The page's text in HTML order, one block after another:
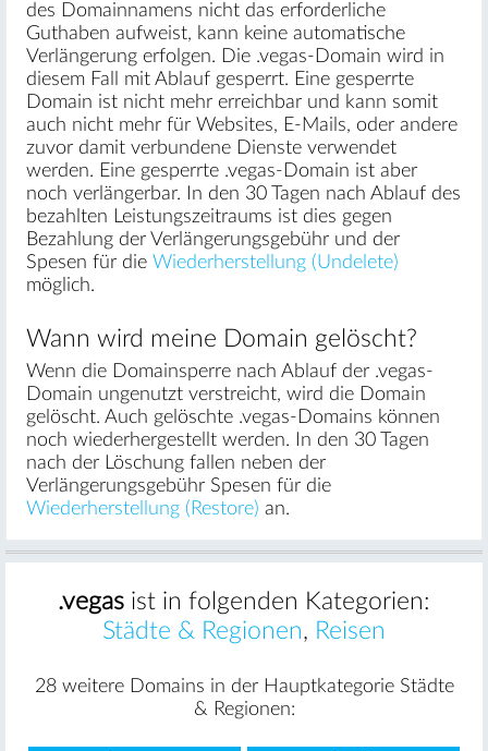
des Domainnamens nicht das erforderliche
Guthaben aufweist, kann keine automatische
Verlängerung erfolgen. Die .vegas-Domain wird in
diesem Fall mit Ablauf gesperrt. Eine gesperrte
Domain ist nicht mehr erreichbar und kann somit
auch nicht mehr für Websites, E-Mails, oder andere
zuvor damit verbundene Dienste verwendet
werden. Eine gesperrte .vegas-Domain ist aber
noch verlängerbar. In den 30 Tagen nach Ablauf des
bezahlten Leistungszeitraums ist dies gegen
Bezahlung der Verlängerungsgebühr und der
Spesen für die Wiederherstellung (Undelete)
möglich.
Wann wird meine Domain gelöscht?
Wenn die Domainsperre nach Ablauf der .vegas-
Domain ungenutzt verstreicht, wird die Domain
gelöscht. Auch gelöschte .vegas-Domains können
noch wiederhergestellt werden. In den 30 Tagen
nach der Löschung fallen neben der
Verlängerungsgebühr Spesen für die
Wiederherstellung (Restore) an.
.vegas ist in folgenden Kategorien:
Städte & Regionen, Reisen
28 weitere Domains in der Hauptkategorie Städte
& Regionen: